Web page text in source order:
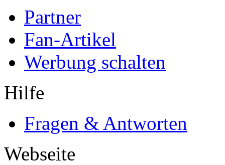
Partner
Fan-Artikel
Werbung schalten
Hilfe
Fragen & Antworten
Webseite